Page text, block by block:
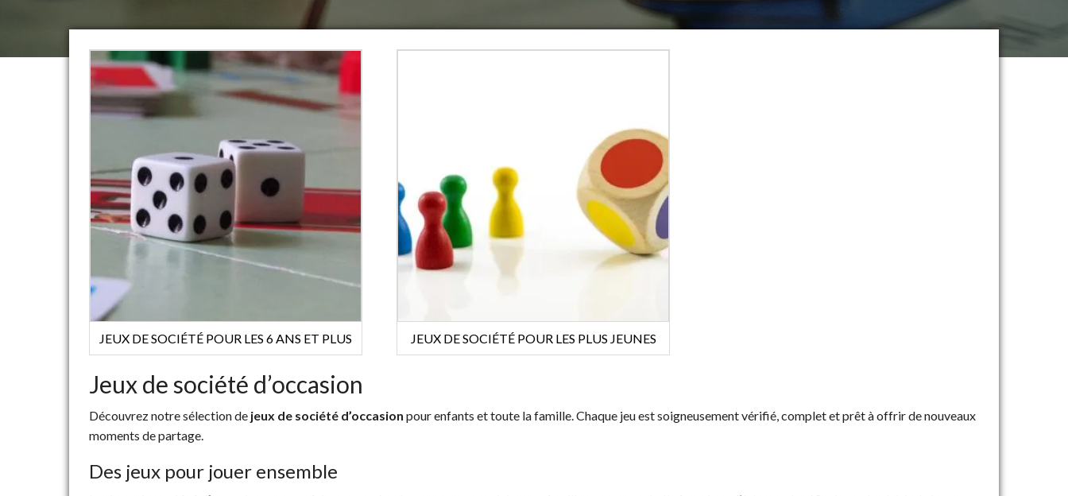
JEUX DE SOCIÉTÉ POUR LES 6 ANS ET PLUS JEUX DE SOCIÉTÉ POUR LES PLUS JEUNES
Jeux de société d’occasion
Découvrez notre sélection de jeux de société d’occasion pour enfants et toute la famille. Chaque jeu est soigneusement vérifié, complet et prêt à offrir de nouveaux
moments de partage.
Des jeux pour jouer ensemble